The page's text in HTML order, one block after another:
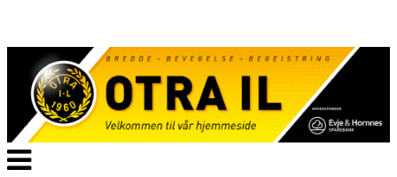
Veksle
navigasjon